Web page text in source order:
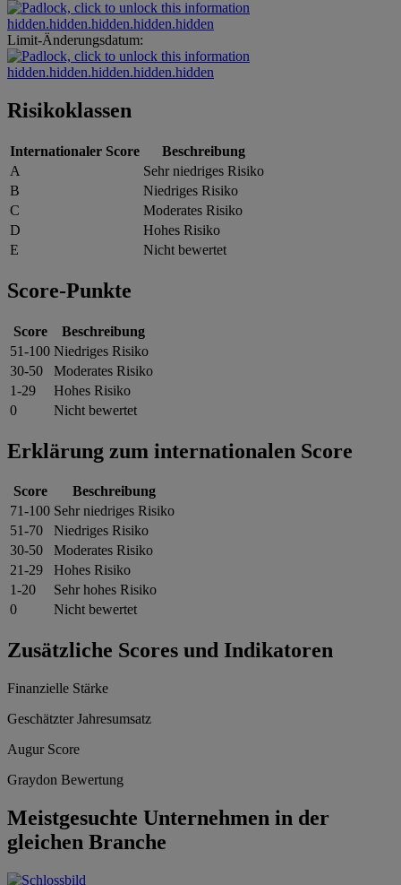
hidden.hidden.hidden.hidden.hidden
Limit-Änderungsdatum:
hidden.hidden.hidden.hidden.hidden
Risikoklassen
Internationaler Score
Beschreibung
A
Sehr niedriges Risiko
B
Niedriges Risiko
C
Moderates Risiko
D
Hohes Risiko
E
Nicht bewertet
Score-Punkte
Score
Beschreibung
51-100 Niedriges Risiko
30-50
Moderates Risiko
1-29
Hohes Risiko
0
Nicht bewertet
Erklärung zum internationalen Score
Score
Beschreibung
71-100 Sehr niedriges Risiko
51-70
Niedriges Risiko
30-50
Moderates Risiko
21-29
Hohes Risiko
1-20
Sehr hohes Risiko
0
Nicht bewertet
Zusätzliche Scores und Indikatoren
Finanzielle Stärke
Geschätzter Jahresumsatz
Augur Score
Graydon Bewertung
Meistgesuchte Unternehmen in der
gleichen Branche